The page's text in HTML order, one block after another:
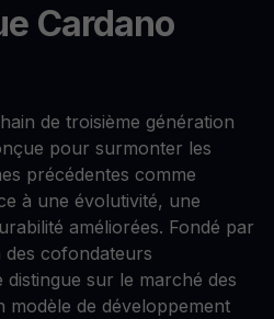
Cardano
de troisième génération
pour surmonter les
précédentes comme
à une évolutivité, une
améliorées. Fondé par
cofondateurs
sur le marché des
de développement